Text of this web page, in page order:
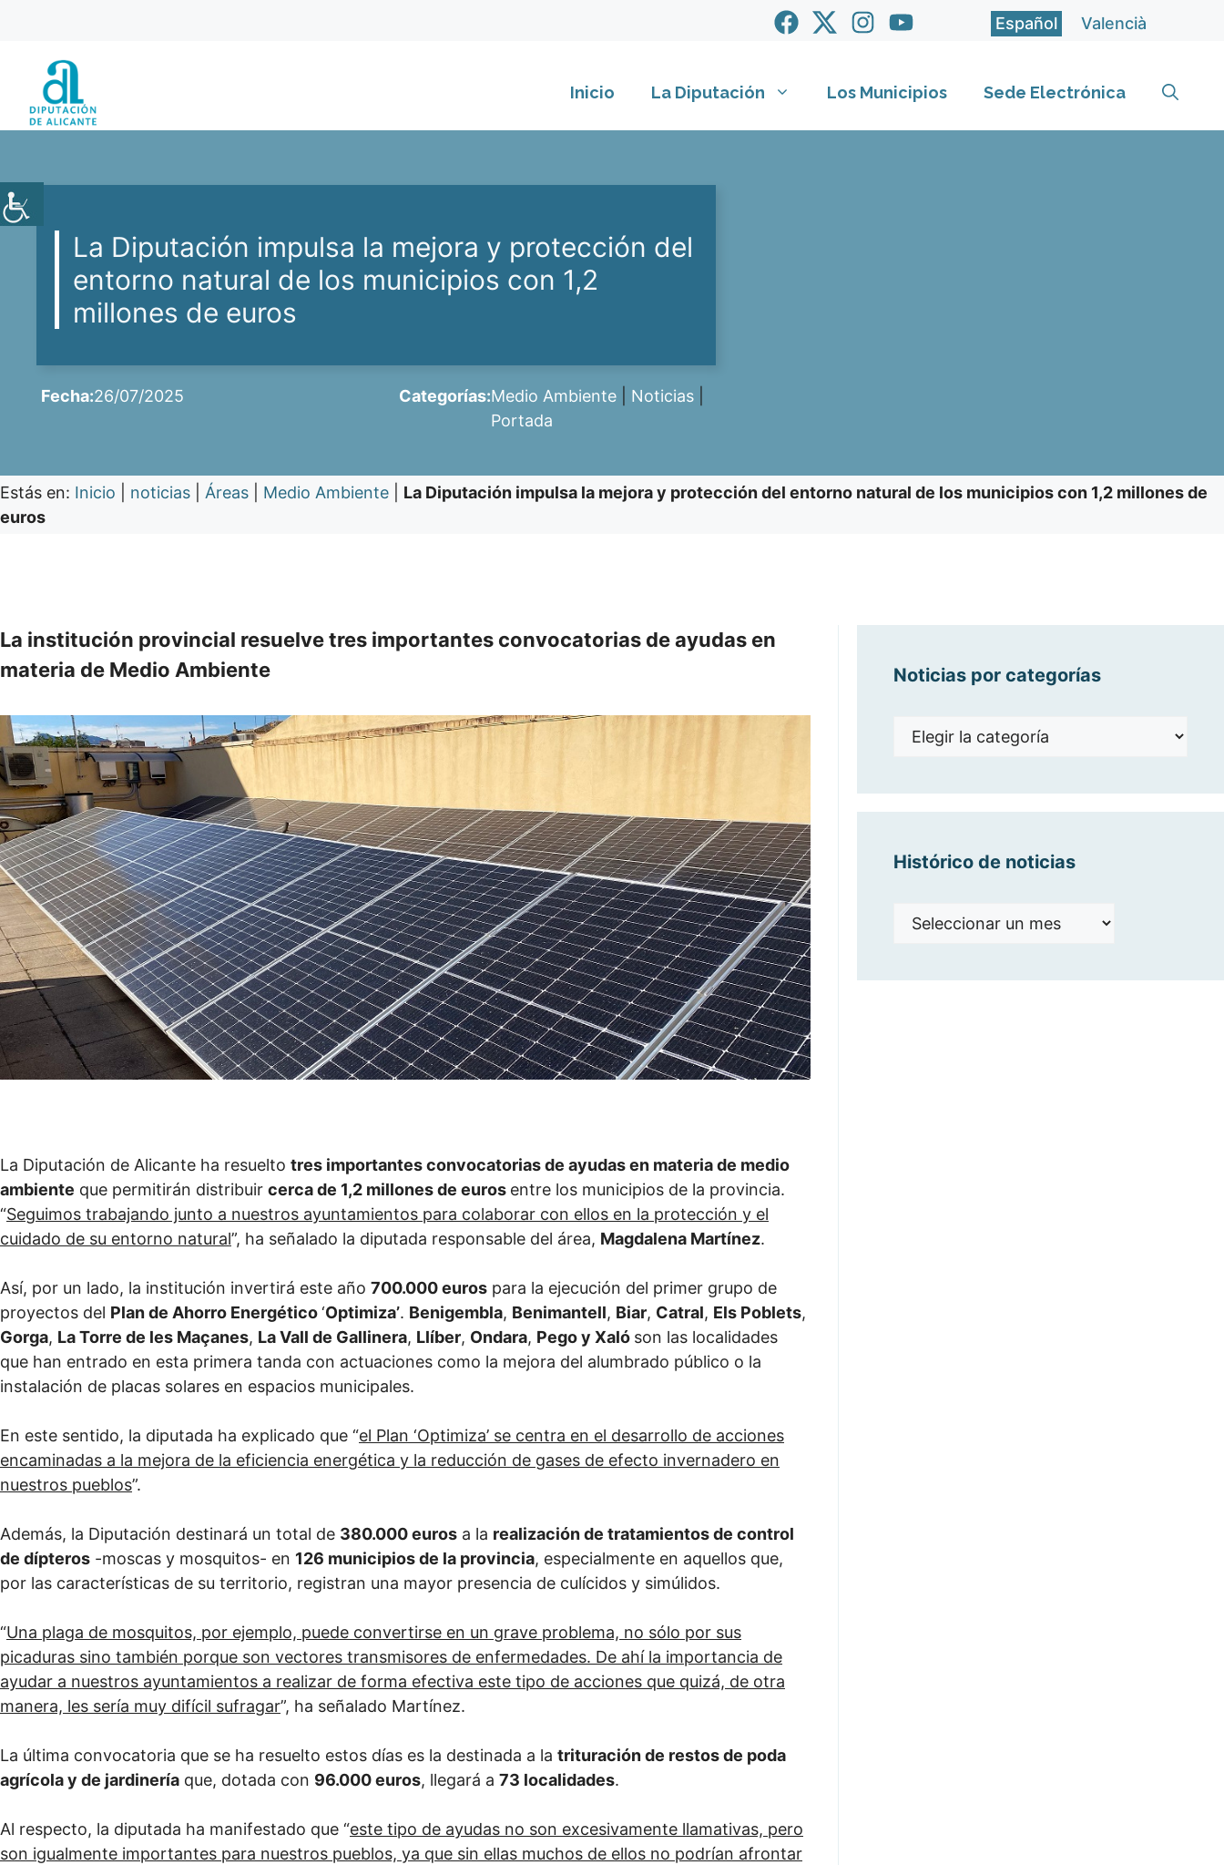
contenido
Español Valencià
Inicio La Diputación Los Municipios Sede Electrónica
La Diputación impulsa la mejora y protección del
entorno natural de los municipios con 1,2
millones de euros
Fecha:26/07/2025 Categorías:Medio Ambiente Noticias
Portada
Estás en: Inicio noticias Áreas Medio Ambiente
La Diputación impulsa la mejora y protección del entorno natural de los municipios con 1,2 millones de
euros
La institución provincial resuelve tres importantes convocatorias de ayudas en
materia de Medio Ambiente
La Diputación de Alicante ha resuelto tres importantes convocatorias de ayudas en materia de medio
ambiente que permitirán distribuir cerca de 1,2 millones de euros entre los municipios de la provincia.
“Seguimos trabajando junto a nuestros ayuntamientos para colaborar con ellos en la protección y el
cuidado de su entorno natural”, ha señalado la diputada responsable del área, Magdalena Martínez.
Así, por un lado, la institución invertirá este año 700.000 euros para la ejecución del primer grupo de
proyectos del Plan de Ahorro Energético‘Optimiza’. Benigembla, Benimantell, Biar, Catral, Els Poblets,
Gorga, La Torre de les Maçanes, La Vall de Gallinera, Llíber, Ondara, Pego y Xaló son las localidades
que han entrado en esta primera tanda con actuaciones como la mejora del alumbrado público o la
instalación de placas solares en espacios municipales.
En este sentido, la diputada ha explicado que “el Plan ‘Optimiza’ se centra en el desarrollo de acciones
encaminadas a la mejora de la eficiencia energética y la reducción de gases de efecto invernadero en
nuestros pueblos”.
Además, la Diputación destinará un total de 380.000 euros a la realización de tratamientos de control
de dípteros -moscas y mosquitos- en 126 municipios de la provincia, especialmente en aquellos que,
por las características de su territorio, registran una mayor presencia de culícidos y simúlidos.
“Una plaga de mosquitos, por ejemplo, puede convertirse en un grave problema, no sólo por sus
picaduras sino también porque son vectores transmisores de enfermedades. De ahí la importancia de
ayudar a nuestros ayuntamientos a realizar de forma efectiva este tipo de acciones que quizá, de otra
manera, les sería muy difícil sufragar”, ha señalado Martínez.
La última convocatoria que se ha resuelto estos días es la destinada a la trituración de restos de poda
agrícola y de jardinería que, dotada con 96.000 euros, llegará a 73 localidades.
Al respecto, la diputada ha manifestado que “este tipo de ayudas no son excesivamente llamativas, pero
son igualmente importantes para nuestros pueblos, ya que sin ellas muchos de ellos no podrían afrontar
Noticias por categorías
Noticias
Histórico de noticias
Histórico